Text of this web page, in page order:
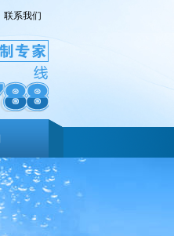
联系我们